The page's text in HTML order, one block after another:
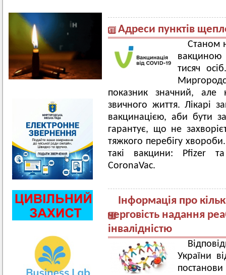
Адреси пунктів
Станом
тисяч
показник значний, але
звичного життя. Лікарі
вакцинацією, аби бути
гарантує, що не
тяжкого перебігу
такі вакцини: Pfizer
CoronaVac.
Інформація про
черговість надання
інвалідністю
України